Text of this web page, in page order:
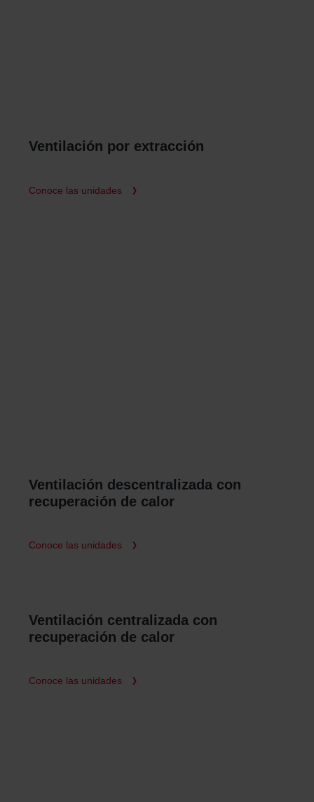
Ventilación por extracción
Conoce las unidades
Ventilación descentralizada con
recuperación de calor
Conoce las unidades
Ventilación centralizada con
recuperación de calor
Conoce las unidades